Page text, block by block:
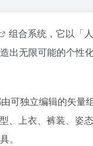
组合系统，它以「
出无限可能的个性
可独立编辑的矢量
、上衣、裤装、姿
。